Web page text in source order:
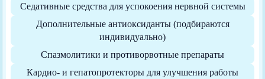
Седативные средства для успокоения нервной системы
Дополнительные антиоксиданты (подбираются
индивидуально)
Спазмолитики и противорвотные препараты
Кардио- и гепатопротекторы для улучшения работы